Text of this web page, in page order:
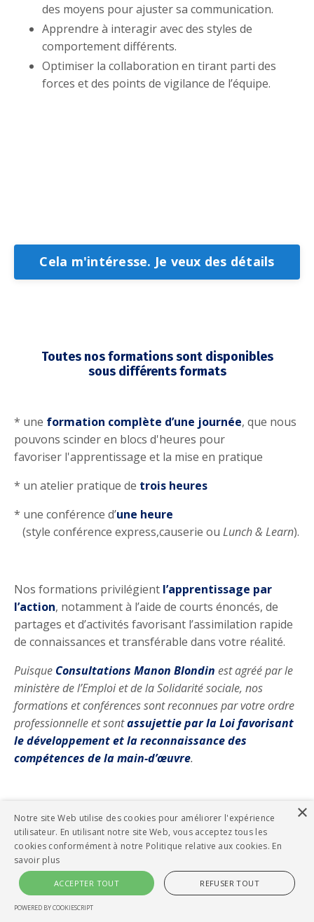
des moyens pour ajuster sa communication.
Apprendre à interagir avec des styles de
comportement différents.
Optimiser la collaboration en tirant parti des
forces et des points de vigilance de l’équipe.
Cela m'intéresse. Je veux des détails
Toutes nos formations sont disponibles
sous différents formats
* une formation complète d’une journée, que nous
pouvons scinder en blocs d'heures pour
favoriser l'apprentissage et la mise en pratique
* un atelier pratique de trois heures
* une conférence d’une heure
(style conférence express,causerie ou Lunch & Learn).
Nos formations privilégient l’apprentissage par
l’action, notamment à l’aide de courts énoncés, de
partages et d’activités favorisant l’assimilation rapide
de connaissances et transférable dans votre réalité.
Puisque Consultations Manon Blondin est agréé par le
ministère de l’Emploi et de la Solidarité sociale, nos
formations et conférences sont reconnues par votre ordre
professionnelle et sontassujettie par la Loi favorisant
le développement et la reconnaissance des
compétences de la main-d’œuvre.
Vous voulez quelque chose
de différent et
×
Notre site Web utilise des cookies pour améliorer l'expérience
utilisateur. En utilisant notre site Web, vous acceptez tous les
cookies conformément à notre Politique relative aux cookies. En
savoir plus
ACCEPTER TOUT REFUSER TOUT
POWERED BY COOKIESCRIPT